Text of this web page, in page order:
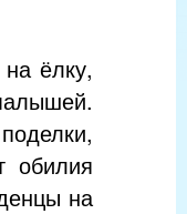
ёлку,
обилия
на